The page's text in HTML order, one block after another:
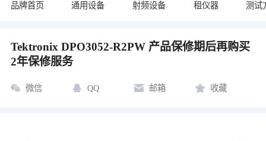
品牌首页 通用设备 射频设备 租仪器 测试
Tektronix DPO3052-R2PW 产品保修期后再购买
2年保修服务
微信 QQ 邮箱 收藏